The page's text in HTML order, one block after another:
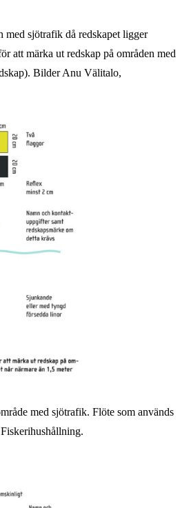
med sjötrafik då redskapet ligger
att märka ut redskap på områden med
Bilder Anu Välitalo,
med sjötrafik. Flöte som används